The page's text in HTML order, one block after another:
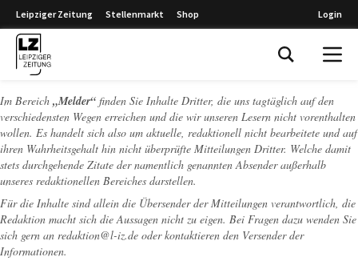
Leipziger Zeitung Stellenmarkt Shop Login
Im Bereich „Melder“ finden Sie Inhalte Dritter, die uns tagtäglich auf den
verschiedensten Wegen erreichen und die wir unseren Lesern nicht vorenthalten
wollen. Es handelt sich also um aktuelle, redaktionell nicht bearbeitete und auf
ihren Wahrheitsgehalt hin nicht überprüfte Mitteilungen Dritter. Welche damit
stets durchgehende Zitate der namentlich genannten Absender außerhalb
unseres redaktionellen Bereiches darstellen.
Für die Inhalte sind allein die Übersender der Mitteilungen verantwortlich, die
Redaktion macht sich die Aussagen nicht zu eigen. Bei Fragen dazu wenden Sie
sich gern an redaktion@l-iz.de oder kontaktieren den Versender der
Informationen.